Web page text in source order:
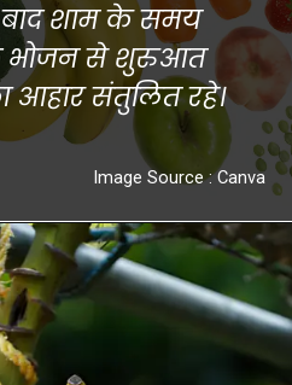
शाम के समय
से शुरुआत
संतुलित रहे।
Image Source : Canva